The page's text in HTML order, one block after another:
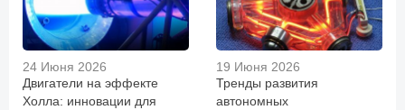
24 Июня 2026
Двигатели на эффекте
Холла: инновации для
19 Июня 2026
Тренды развития
автономных